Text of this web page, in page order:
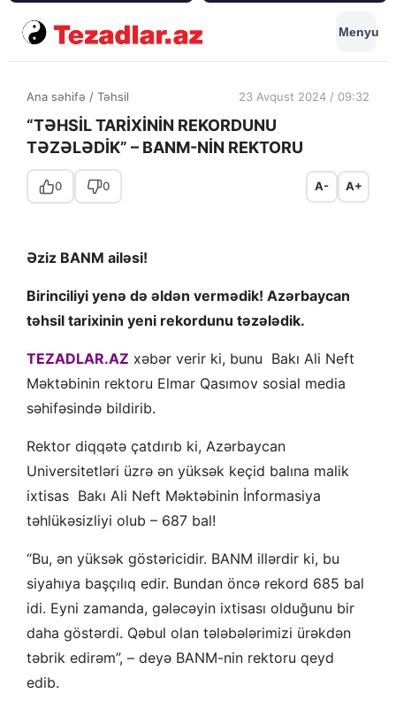
Menyu
Ana səhifə / Təhsil 23 Avqust 2024 / 09:32
“TƏHSİL TARİXİNİN REKORDUNU
TƏZƏLƏDİK” – BANM-NİN REKTORU
0 0 A- A+
Əziz BANM ailəsi!
Birinciliyi yenə də əldən vermədik! Azərbaycan
təhsil tarixinin yeni rekordunu təzələdik.
TEZADLAR.AZ xəbər verir ki, bunu Bakı Ali Neft
Məktəbinin rektoru Elmar Qasımov sosial media
səhifəsində bildirib.
Rektor diqqətə çatdırıb ki, Azərbaycan
Universitetləri üzrə ən yüksək keçid balına malik
ixtisas Bakı Ali Neft Məktəbinin İnformasiya
təhlükəsizliyi olub – 687 bal!
“Bu, ən yüksək göstəricidir. BANM illərdir ki, bu
siyahıya başçılıq edir. Bundan öncə rekord 685 bal
idi. Eyni zamanda, gələcəyin ixtisası olduğunu bir
daha göstərdi. Qəbul olan tələbələrimizi ürəkdən
təbrik edirəm”, – deyə BANM-nin rektoru qeyd
edib.